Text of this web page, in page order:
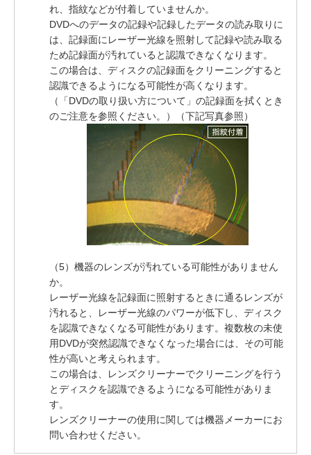
れ、指紋などが付着していませんか。
DVDへのデータの記録や記録したデータの読み取りに
は、記録面にレーザー光線を照射して記録や読み取る
ため記録面が汚れていると認識できなくなります。
この場合は、ディスクの記録面をクリーニングすると
認識できるようになる可能性が高くなります。
（「DVDの取り扱い方について」の記録面を拭くとき
のご注意を参照ください。）（下記写真参照）
（5）機器のレンズが汚れている可能性がありません
か。
レーザー光線を記録面に照射するときに通るレンズが
汚れると、レーザー光線のパワーが低下し、ディスク
を認識できなくなる可能性があります。複数枚の未使
用DVDが突然認識できなくなった場合には、その可能
性が高いと考えられます。
この場合は、レンズクリーナーでクリーニングを行う
とディスクを認識できるようになる可能性がありま
す。
レンズクリーナーの使用に関しては機器メーカーにお
問い合わせください。